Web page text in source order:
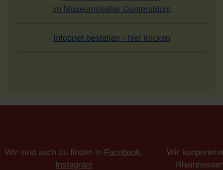
im Museumskeller Guntersblum
Infobrief bestellen - hier klicken
Wir sind auch zu finden in Facebook,
Instagram
Wir